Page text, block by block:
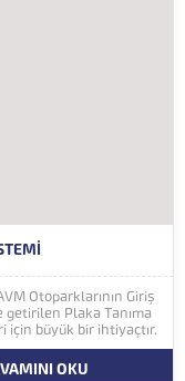
Otoparklarının Giriş
getirilen Plaka Tanıma
için büyük bir ihtiyaçtır.
elde edecekleri verilerle
ayrıntılı...
OKU